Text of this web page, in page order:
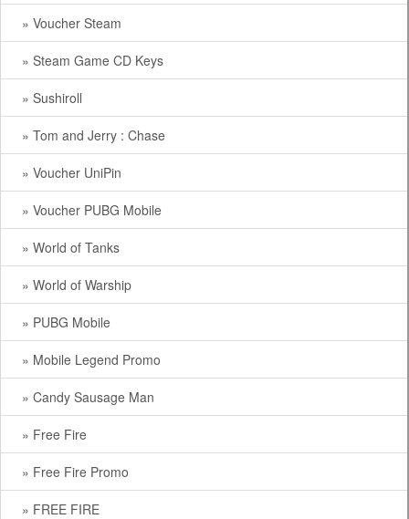
» Voucher Steam
» Steam Game CD Keys
» Sushiroll
» Tom and Jerry : Chase
» Voucher UniPin
» Voucher PUBG Mobile
» World of Tanks
» World of Warship
» PUBG Mobile
» Mobile Legend Promo
» Candy Sausage Man
» Free Fire
» Free Fire Promo
» FREE FIRE